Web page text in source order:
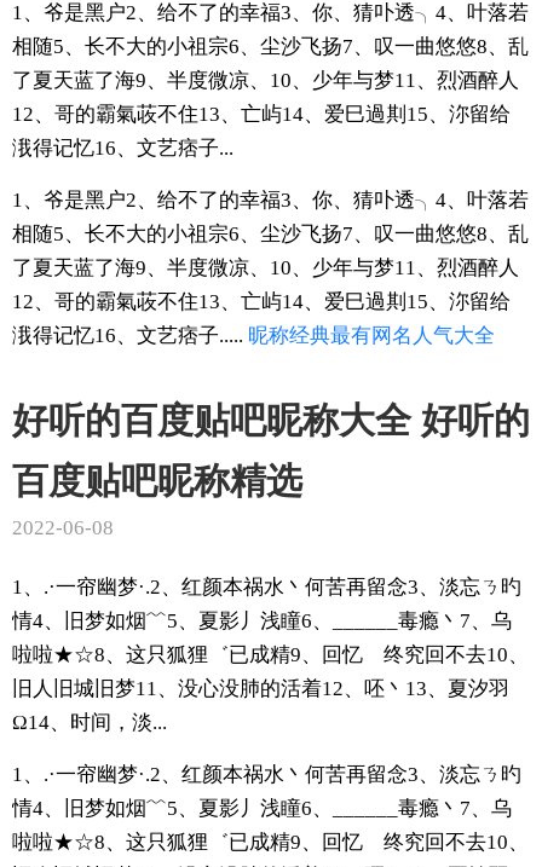
1、爷是黑户2、给不了的幸福3、你、猜卟透╮4、叶落若
相随5、长不大的小祖宗6、尘沙飞扬7、叹一曲悠悠8、乱
了夏天蓝了海9、半度微凉、10、少年与梦11、烈酒醉人
12、哥的霸氣荍不住13、亡屿14、爱巳過剘15、沵留给
涐得记忆16、文艺痞子...
1、爷是黑户2、给不了的幸福3、你、猜卟透╮4、叶落若
相随5、长不大的小祖宗6、尘沙飞扬7、叹一曲悠悠8、乱
了夏天蓝了海9、半度微凉、10、少年与梦11、烈酒醉人
12、哥的霸氣荍不住13、亡屿14、爱巳過剘15、沵留给
涐得记忆16、文艺痞子..... 昵称经典最有网名 人气大全
好听的百度贴吧昵称大全 好听的
百度贴吧昵称精选
2022-06-08
1、.·一帘幽梦·.2、红颜本祸水丶何苦再留念3、淡忘ㄋ旳
情4、旧梦如烟﹌5、夏影丿浅瞳6、______毒瘾丶7、乌
啦啦★☆8、这只狐狸゛已成精9、回忆ゝ终究回不去10、
旧人旧城旧梦11、没心没肺的活着12、呸丶13、夏汐羽
Ω14、时间，淡...
1、.·一帘幽梦·.2、红颜本祸水丶何苦再留念3、淡忘ㄋ旳
情4、旧梦如烟﹌5、夏影丿浅瞳6、______毒瘾丶7、乌
啦啦★☆8、这只狐狸゛已成精9、回忆ゝ终究回不去10、